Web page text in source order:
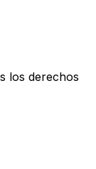
los derechos